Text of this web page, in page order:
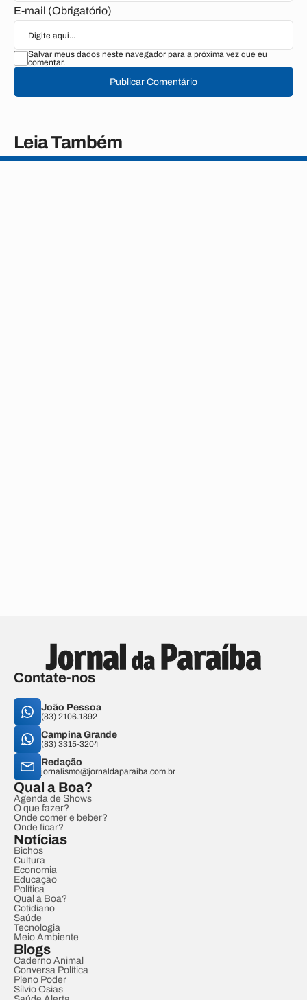
E-mail (Obrigatório)
Salvar meus dados neste navegador para a próxima vez que eu
comentar.
Publicar Comentário
Leia Também
Contate-nos
João Pessoa
(83) 2106.1892
Campina Grande
(83) 3315-3204
Redação
jornalismo@jornaldaparaiba.com.br
Qual a Boa?
Agenda de Shows
O que fazer?
Onde comer e beber?
Onde ficar?
Notícias
Bichos
Cultura
Economia
Educação
Política
Qual a Boa?
Cotidiano
Saúde
Tecnologia
Meio Ambiente
Blogs
Caderno Animal
Conversa Política
Pleno Poder
Sílvio Osias